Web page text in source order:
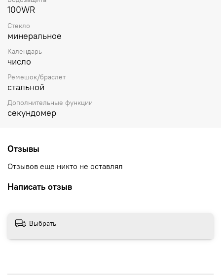
100WR
Стекло
минеральное
Календарь
число
Ремешок/браслет
стальной
Дополнительные функции
секундомер
Отзывы
Отзывов еще никто не оставлял
Написать отзыв
Выбрать